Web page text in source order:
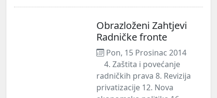
Obrazloženi Zahtjevi
Radničke fronte
Pon, 15 Prosinac 2014
4. Zaštita i povećanje
radničkih prava 8. Revizija
privatizacije 12. Nova